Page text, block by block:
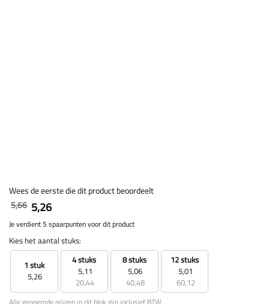
Wees de eerste die dit product beoordeelt
5,66 5,26
Je verdient 5 spaarpunten voor dit product
Kies het aantal stuks:
1 stuk
5,26
4 stuks
5,11
20,44
8 stuks
5,06
40,48
12 stuks
5,01
60,12